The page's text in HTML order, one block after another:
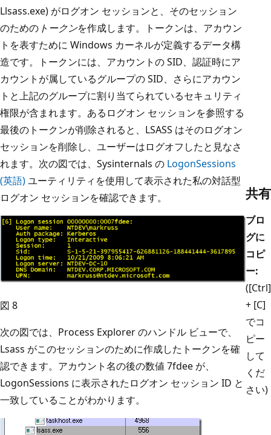
Llsass.exe) がログオン セッションと、そのセッション
のための トークンを作成します。トークンは、アカウン
トを表すために Windows カーネルが定義するデータ構
造です。トークンには、アカウントの SID、認証時にア
カウントが属しているグループの SID、さらにアカウン
トと上記のグループに割り当てられているセキュリティ
権限が含まれます。あるログオン セッションを参照する
最後のトークンが削除されると、LSASS はそのログオン
セッションを削除し、ユーザーはログオフしたと見なさ
れます。次の図では、Sysinternals の LogonSessions
(英語)ユーティリティを使用して表示された私の対話型
ログオン セッションを確認できます。
図 8
次の図では、Process Explorer のハンドル ビューで、
Lsass がこのセッションのために作成したトークンを確
認できます。アカウント名の後の数値 7fdee が、
LogonSessions に表示されたログオン セッション ID と
一致していることがわかります。
共有
ブロ
グに
コピ
ー:
([Ctrl]
+ [C]
でコ
ピー
して
くだ
さい)